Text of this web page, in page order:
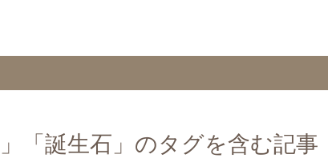
「誕生石」のタグを含む記事